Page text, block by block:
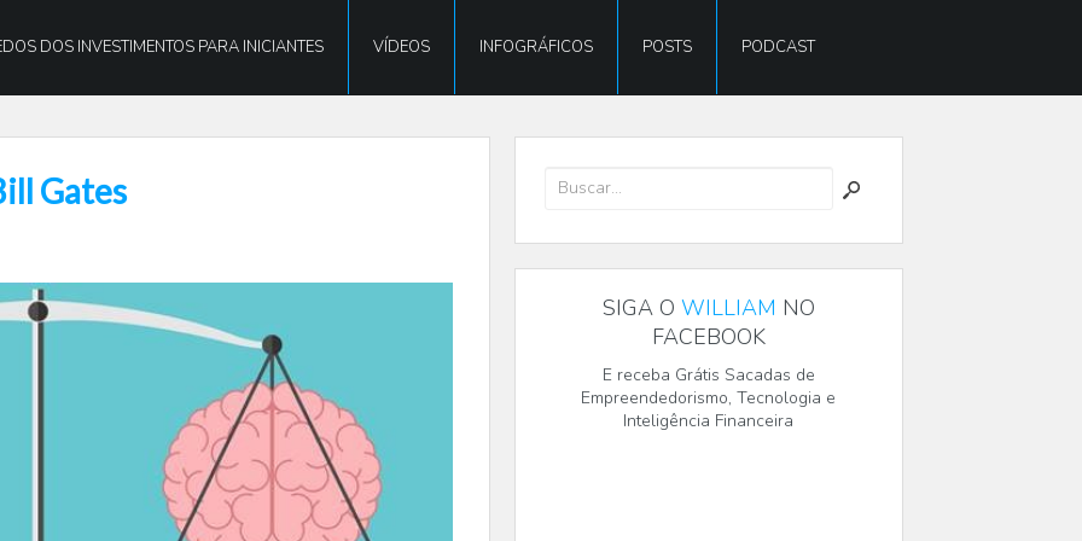
DOS INVESTIMENTOS PARA INICIANTES VÍDEOS INFOGRÁFICOS POSTS PODCAST
Gates
SIGA O WILLIAM NO
FACEBOOK
E receba Grátis Sacadas de
Empreendedorismo, Tecnologia e
Inteligência Financeira